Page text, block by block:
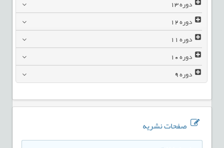
دوره13
دوره12
دوره11
دوره10
دوره9
صفحات نشریه